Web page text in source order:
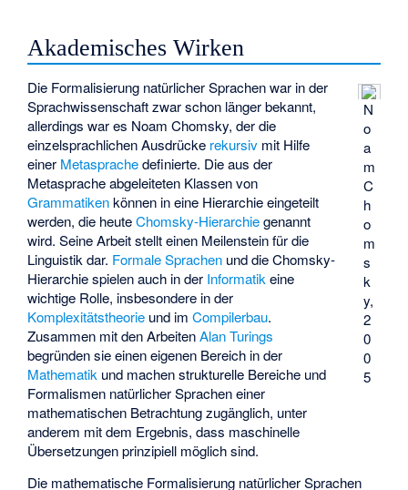
Akademisches Wirken
N
o
a
m
C
h
o
m
s
k
y,
2
0
0
5
Die Formalisierung natürlicher Sprachen war in der
Sprachwissenschaft zwar schon länger bekannt,
allerdings war es Noam Chomsky, der die
einzelsprachlichen Ausdrücke rekursiv mit Hilfe
einer Metasprachedefinierte. Die aus der
Metasprache abgeleiteten Klassen von
Grammatikenkönnen in eine Hierarchie eingeteilt
werden, die heuteChomsky-Hierarchiegenannt
wird. Seine Arbeit stellt einen Meilenstein für die
Linguistik dar. Formale Sprachen und die Chomsky-
Hierarchie spielen auch in der Informatik eine
wichtige Rolle, insbesondere in der
Komplexitätstheorie und imCompilerbau.
Zusammen mit den ArbeitenAlan Turings
begründen sie einen eigenen Bereich in der
Mathematik und machen strukturelle Bereiche und
Formalismen natürlicher Sprachen einer
mathematischen Betrachtung zugänglich, unter
anderem mit dem Ergebnis, dass maschinelle
Übersetzungen prinzipiell möglich sind.
Die mathematische Formalisierung natürlicher Sprachen